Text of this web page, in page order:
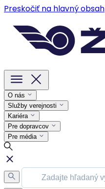
Preskočiť na hlavný obsah
O nás
Služby verejnosti
Kariéra
Pre dopravcov
Pre média